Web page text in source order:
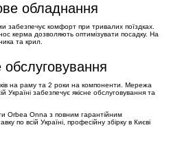
обладнання
забезпечує комфорт при тривалих поїздках.
керма дозволяють оптимізувати посадку. На
та крил.
обслуговування
на раму та 2 роки на компоненти. Мережа
Україні забезпечує якісне обслуговування та
Orbea Onna з повним гарантійним
по всій Україні, професійну збірку в Києві